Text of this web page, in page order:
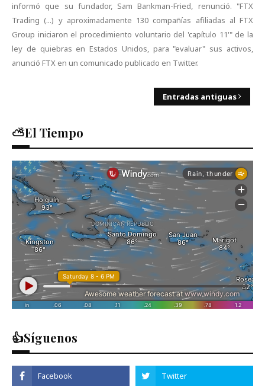
informó que su fundador, Sam Bankman-Fried, renunció. "FTX
Trading (...) y aproximadamente 130 compañías afiliadas al FTX
Group iniciaron el procedimiento voluntario del 'capítulo 11'" de la
ley de quiebras en Estados Unidos, para "evaluar" sus activos,
anunció FTX en un comunicado publicado en Twitter.
Entradas antiguas
⛅El Tiempo
👍Síguenos